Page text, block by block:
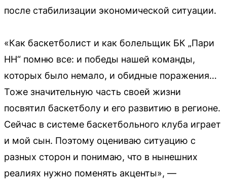
после стабилизации экономической ситуации.
«Как баскетболист и как болельщик БК „Пари
НН“ помню все: и победы нашей команды,
которых было немало, и обидные поражения…
Тоже значительную часть своей жизни
посвятил баскетболу и его развитию в регионе.
Сейчас в системе баскетбольного клуба играет
и мой сын. Поэтому оцениваю ситуацию с
разных сторон и понимаю, что в нынешних
реалиях нужно поменять акценты», —